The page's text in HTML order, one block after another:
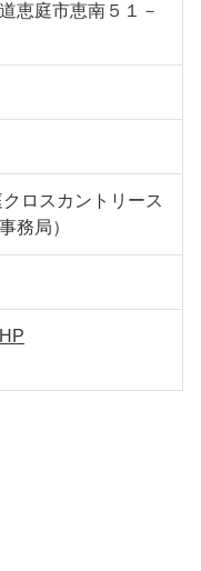
恵庭市恵南５１－
ロスカントリース
務局）